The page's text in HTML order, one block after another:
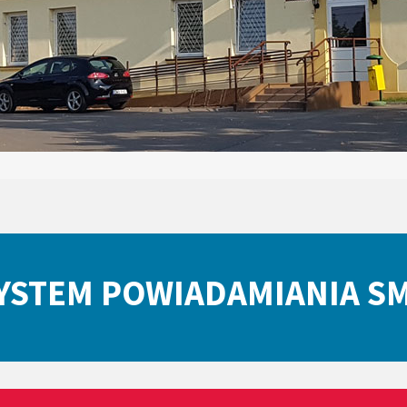
POWIADAMIANIA